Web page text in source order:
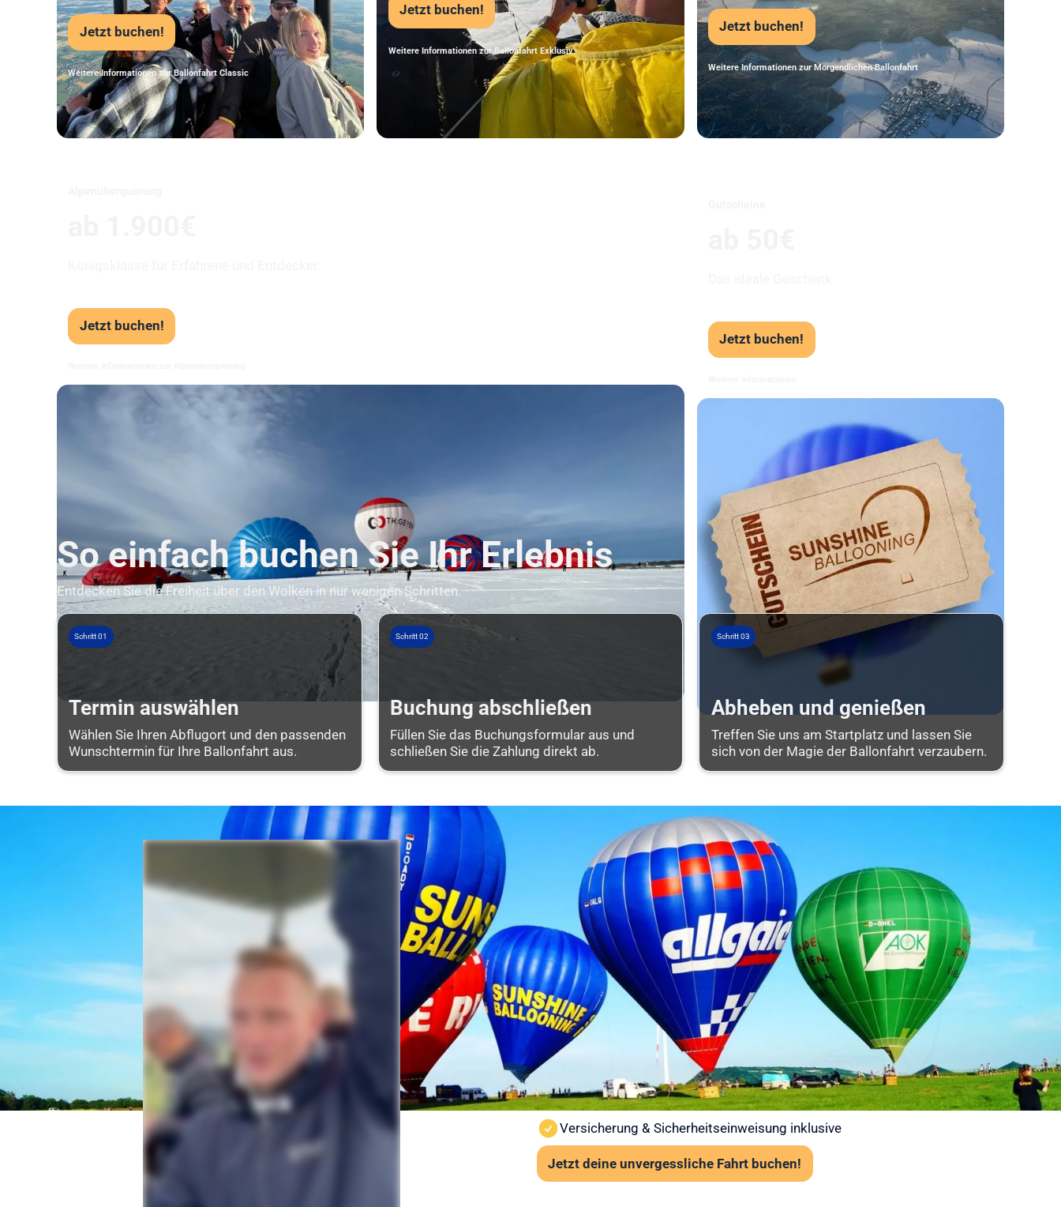
Jetzt buchen!
Weitere Informationen zur Ballonfahrt Classic
Jetzt buchen!
Weitere Informationen zur Ballonfahrt Exklusiv
Jetzt buchen!
Weitere Informationen zur Morgendlichen Ballonfahrt
Jetzt buchen!
Jetzt buchen!
So einfach buchen Sie Ihr Erlebnis
Entdecken Sie die Freiheit über den Wolken in nur wenigen Schritten.
Schritt 01
Termin auswählen
Wählen Sie Ihren Abflugort und den passenden
Wunschtermin für Ihre Ballonfahrt aus.
Schritt 02
Buchung abschließen
Füllen Sie das Buchungsformular aus und
schließen Sie die Zahlung direkt ab.
Schritt 03
Abheben und genießen
Treffen Sie uns am Startplatz und lassen Sie
sich von der Magie der Ballonfahrt verzaubern.
Sicherheit bei Ihrer
Ballonfahrt – Gut
vorbereitet in die Luft
Sicherheit steht bei Sunshine Ballooning an erster Stelle. Jede
Ballonfahrt findet nur bei stabiler Wetterlage statt. Unsere Piloten prüfen
Wind und Sicht vor jedem Start über das Flugwetteramt.
Wichtige Hinweise:
Ab 6 Jahren und mindestens 120 cm Körpergröße
Kein besonderes Schuhwerk erforderlich, aber festes empfohlen
Auch bei leichter Höhenangst problemlos möglich
Versicherung & Sicherheitseinweisung inklusive
Jetzt deine unvergessliche Fahrt buchen!